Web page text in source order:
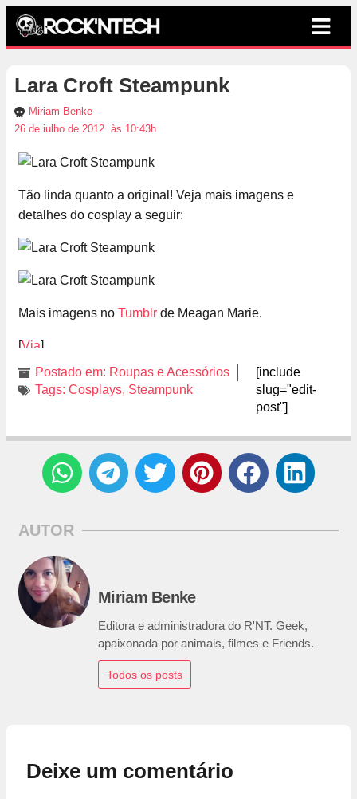
Lara Croft Steampunk
Miriam Benke
26 de julho de 2012, às 10:43h
Tão linda quanto a original! Veja mais imagens e
detalhes do cosplay a seguir:
Mais imagens no Tumblr de Meagan Marie.
[Via]
Postado em: Roupas e Acessórios
Tags: Cosplays, Steampunk
[include
slug="edit-
post"]
AUTOR
Miriam Benke
Editora e administradora do R'NT. Geek,
apaixonada por animais, filmes e Friends.
Todos os posts
Deixe um comentário